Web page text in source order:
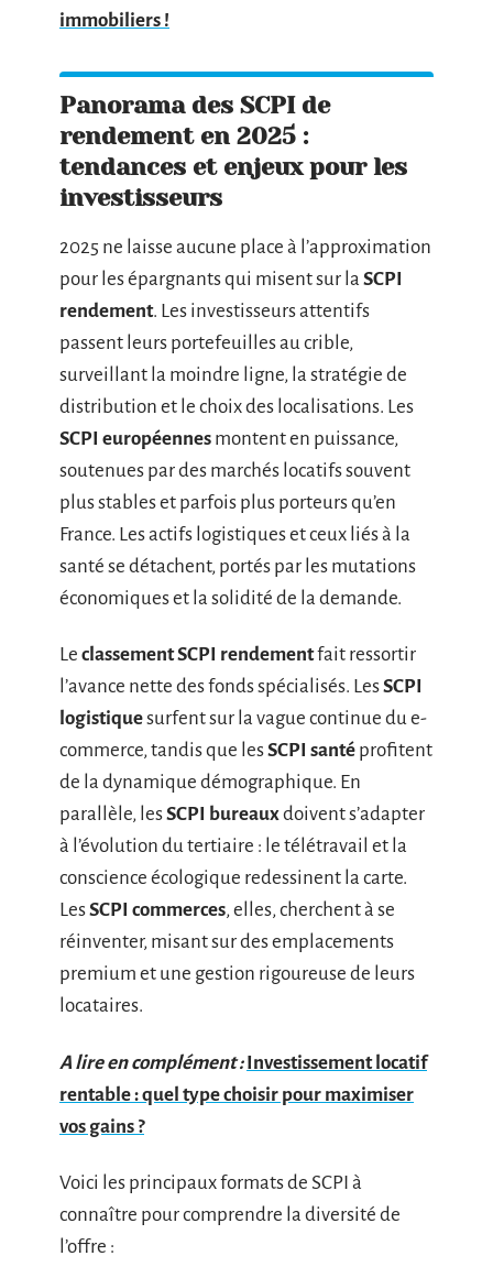
immobiliers !
Panorama des SCPI de
rendement en 2025 :
tendances et enjeux pour les
investisseurs
2025 ne laisse aucune place à l’approximation
pour les épargnants qui misent sur la SCPI
rendement. Les investisseurs attentifs
passent leurs portefeuilles au crible,
surveillant la moindre ligne, la stratégie de
distribution et le choix des localisations. Les
SCPI européennes montent en puissance,
soutenues par des marchés locatifs souvent
plus stables et parfois plus porteurs qu’en
France. Les actifs logistiques et ceux liés à la
santé se détachent, portés par les mutations
économiques et la solidité de la demande.
Le classement SCPI rendementfait ressortir
l’avance nette des fonds spécialisés. LesSCPI
logistiquesurfent sur la vague continue du e-
commerce, tandis que lesSCPI santé profitent
de la dynamique démographique. En
parallèle, lesSCPI bureauxdoivent s’adapter
à l’évolution du tertiaire : le télétravail et la
conscience écologique redessinent la carte.
LesSCPI commerces, elles, cherchent à se
réinventer, misant sur des emplacements
premium et une gestion rigoureuse de leurs
locataires.
A lire en complément : Investissement locatif
rentable : quel type choisir pour maximiser
vos gains ?
Voici les principaux formats de SCPI à
connaître pour comprendre la diversité de
l’offre :